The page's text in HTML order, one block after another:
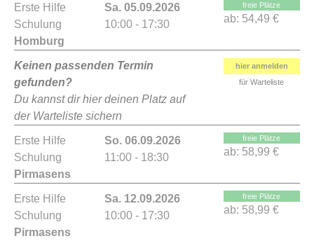
Erste Hilfe
Schulung
Homburg
Sa. 05.09.2026
10:00 - 17:30
freie Plätze
ab: 54,49 €
Keinen passenden Termin
gefunden?
Du kannst dir hier deinen Platz auf
der Warteliste sichern
hier anmelden
für Warteliste
Erste Hilfe
Schulung
Pirmasens
So. 06.09.2026
11:00 - 18:30
freie Plätze
ab: 58,99 €
Erste Hilfe
Schulung
Pirmasens
Sa. 12.09.2026
10:00 - 17:30
freie Plätze
ab: 58,99 €